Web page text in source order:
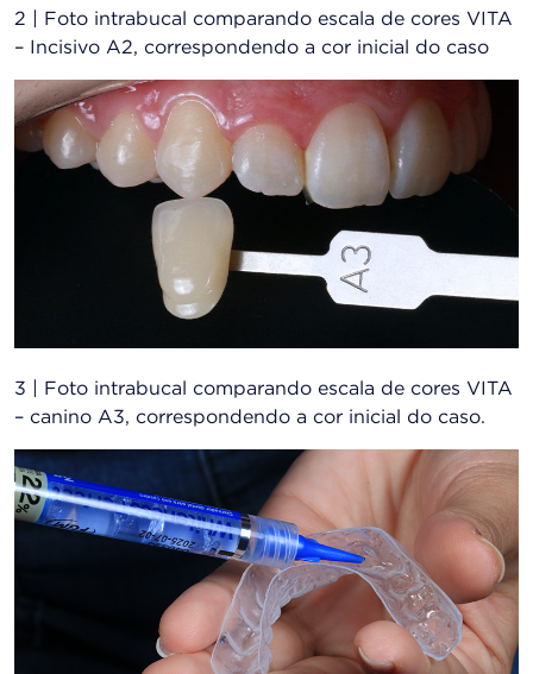
2 | Foto intrabucal comparando escala de cores VITA
– Incisivo A2, correspondendo a cor inicial do caso
3 | Foto intrabucal comparando escala de cores VITA
– canino A3, correspondendo a cor inicial do caso.